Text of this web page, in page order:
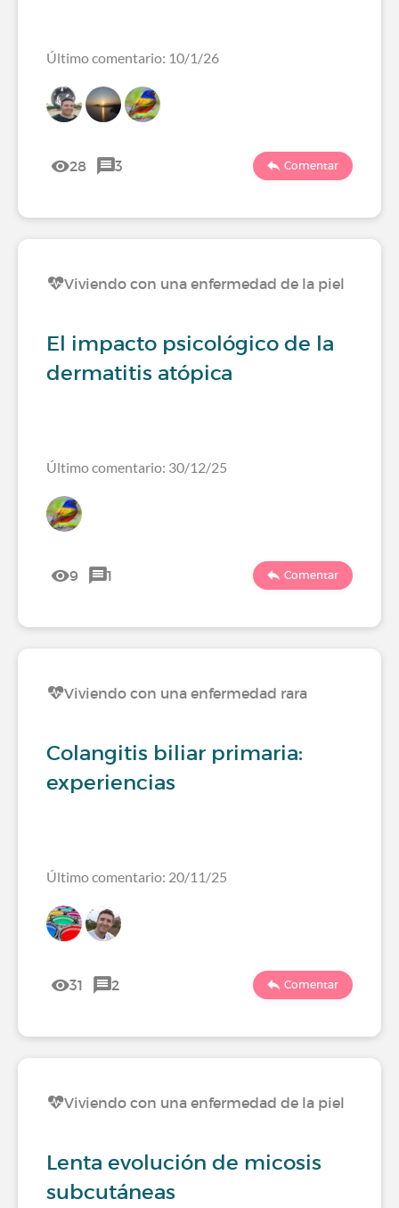
Último comentario: 10/1/26
28 3 Comentar
Viviendo con una enfermedad de la piel
El impacto psicológico de la
dermatitis atópica
Último comentario: 30/12/25
9 1 Comentar
Viviendo con una enfermedad rara
Colangitis biliar primaria:
experiencias
Último comentario: 20/11/25
31 2 Comentar
Viviendo con una enfermedad de la piel
Lenta evolución de micosis
subcutáneas